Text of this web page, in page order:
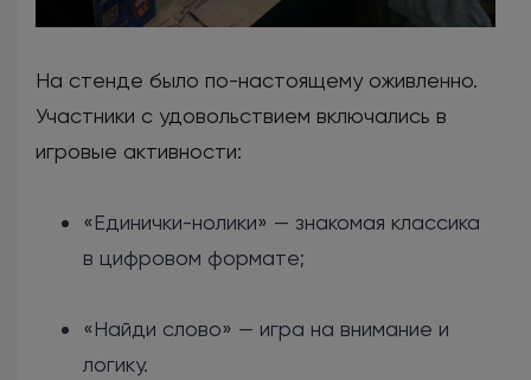
На стенде было по-настоящему оживленно.
Участники с удовольствием включались в
игровые активности:
«Единички-нолики» — знакомая классика
в цифровом формате;
«Найди слово» — игра на внимание и
логику.